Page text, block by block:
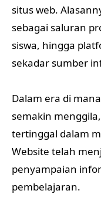
situs web.
sebagai saluran
siswa, hingga
sekadar sumber
Dalam era di
semakin
tertinggal dalam
Website telah
penyampaian
pembelajaran.